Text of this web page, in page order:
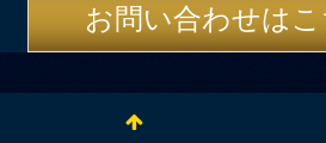
お問い合わせは